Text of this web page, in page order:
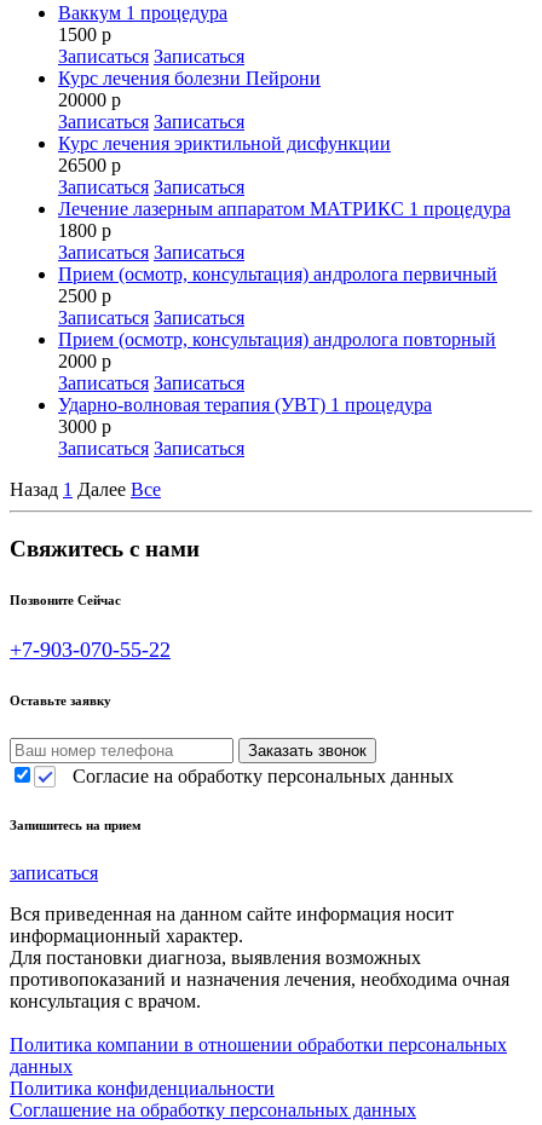
Ваккум 1 процедура
1500 р
Записаться Записаться
Курс лечения болезни Пейрони
20000 р
Записаться Записаться
Курс лечения эриктильной дисфункции
26500 р
Записаться Записаться
Лечение лазерным аппаратом МАТРИКС 1 процедура
1800 р
Записаться Записаться
Прием (осмотр, консультация) андролога первичный
2500 р
Записаться Записаться
Прием (осмотр, консультация) андролога повторный
2000 р
Записаться Записаться
Ударно-волновая терапия (УВТ) 1 процедура
3000 р
Записаться Записаться
Назад 1 Далее Все
Свяжитесь с нами
Позвоните Сейчас
+7-903-070-55-22
Оставьте заявку
Согласие на обработку персональных данных
Запишитесь на прием
записаться
Вся приведенная на данном сайте информация носит
информационный характер.
Для постановки диагноза, выявления возможных
противопоказаний и назначения лечения, необходима очная
консультация с врачом.
Политика компании в отношении обработки персональных
данных
Политика конфиденциальности
Соглашение на обработку персональных данных